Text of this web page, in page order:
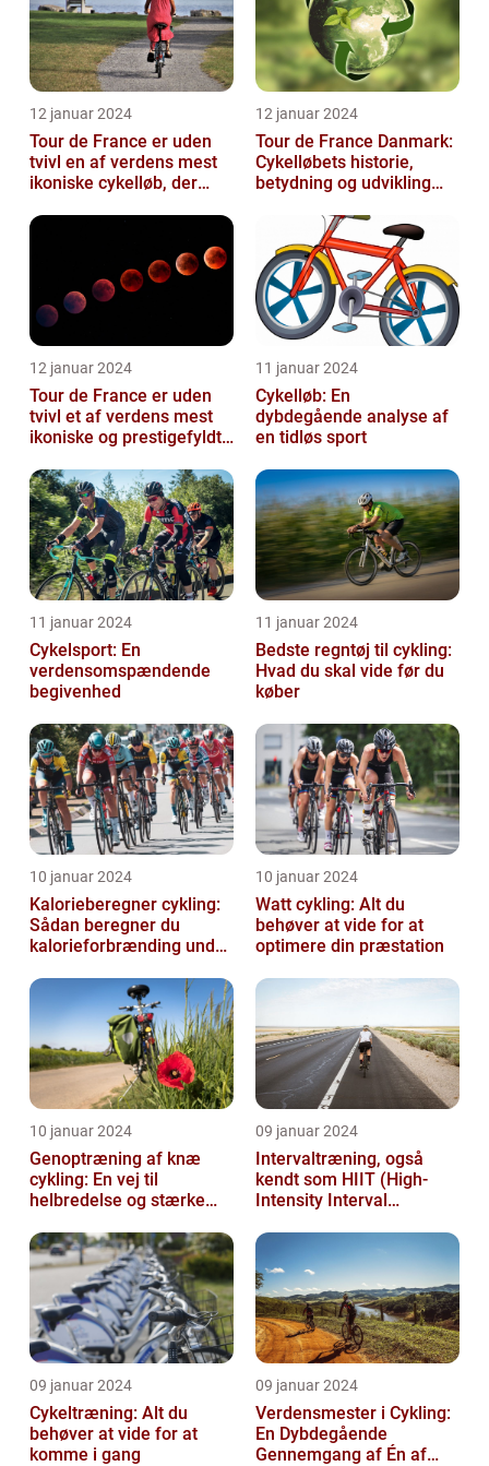
12 januar 2024
Tour de France er uden
tvivl en af verdens mest
ikoniske cykelløb, der
millioner...
12 januar 2024
Tour de France Danmark:
Cykelløbets historie,
betydning og udvikling
12 januar 2024
Tour de France er uden
tvivl et af verdens mest
ikoniske og prestigefyldte
11 januar 2024
Cykelløb: En
dybdegående analyse af
en tidløs sport
11 januar 2024
Cykelsport: En
verdensomspændende
begivenhed
11 januar 2024
Bedste regntøj til cykling:
Hvad du skal vide før du
køber
10 januar 2024
Kalorieberegner cykling:
Sådan beregner du
kalorieforbrænding under
10 januar 2024
Watt cykling: Alt du
behøver at vide for at
optimere din præstation
10 januar 2024
Genoptræning af knæ
cykling: En vej til
helbredelse og stærke
09 januar 2024
Intervaltræning, også
kendt som HIIT (High-
Intensity Interval
træningsmetod...
09 januar 2024
Cykeltræning: Alt du
behøver at vide for at
komme i gang
09 januar 2024
Verdensmester i Cykling:
En Dybdegående
Gennemgang af Én af